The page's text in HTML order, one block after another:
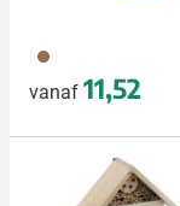
011
vanaf 11,52